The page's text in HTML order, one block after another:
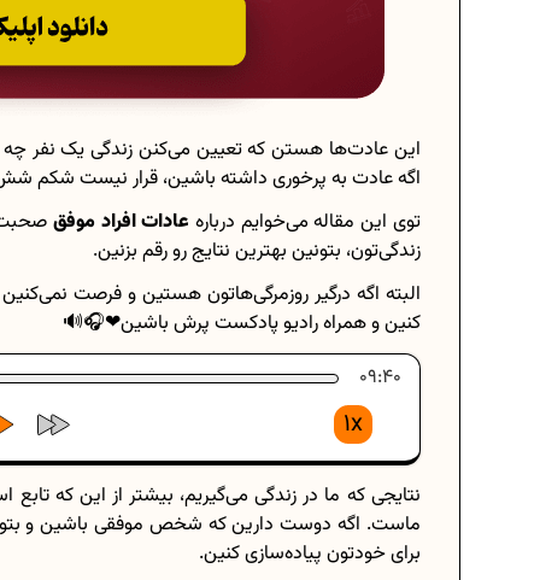
این عادت‌ها هستن که تعیین می‌کنن زندگی یک نفر
اگه عادت به پرخوری داشته باشین، قرار نیست شکم
توی این مقاله می‌خوایم درباره عادات افراد موفق صحبت
زندگی‌تون، بتونین بهترین نتایج رو رقم بزنین.
البته اگه درگیر روزمرگی‌هاتون هستین و فرصت
کنین و همراه رادیو پادکست پرش باشین❤🎧🔊
09:40
1x
نتایجی که ما در زندگی می‌گیریم، بیشتر از این که تابع
ماست. اگه دوست دارین که شخص موفقی باشین و
برای خودتون پیاده‌سازی کنین.